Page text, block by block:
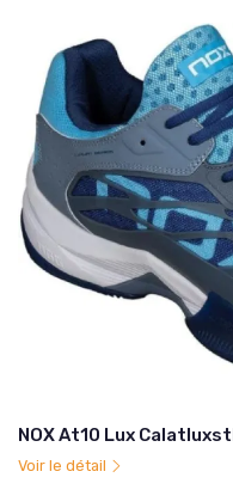
NOX At10 Lux
Voir le détail